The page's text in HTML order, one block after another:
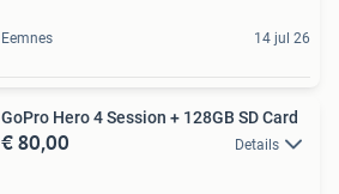
Eemnes 14 jul 26
GoPro Hero 4 Session + 128GB SD Card
€ 80,00 Details